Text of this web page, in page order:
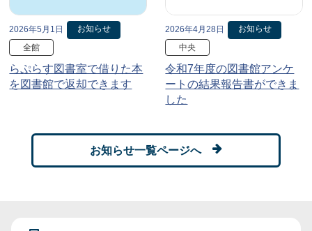
2026年5月1日
お知らせ
全館
らぷらす図書室で借りた本
を図書館で返却できます
2026年4月28日
お知らせ
中央
令和7年度の図書館アンケ
ートの結果報告書ができま
した
お知らせ一覧ページへ